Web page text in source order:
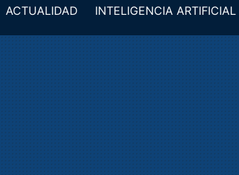
ACTUALIDAD INTELIGENCIA ARTIFICIAL